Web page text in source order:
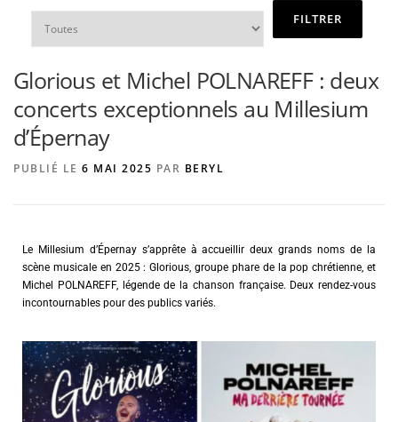
AGENCE DE PUBLICITÉ
Glorious et Michel POLNAREFF : deux
concerts exceptionnels au Millesium
d’Épernay
PUBLIÉ LE 6 MAI 2025 PAR BERYL
Le Millesium d’Épernay s’apprête à accueillir deux grands noms de la
scène musicale en 2025 : Glorious, groupe phare de la pop chrétienne, et
Michel POLNAREFF, légende de la chanson française. Deux rendez-vous
incontournables pour des publics variés.